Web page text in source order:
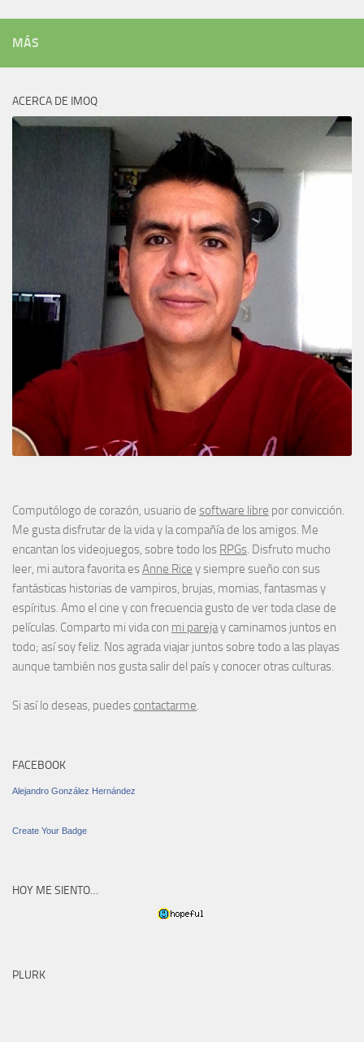
MÁS
ACERCA DE IMOQ
Computólogo de corazón, usuario de software libre por convicción.
Me gusta disfrutar de la vida y la compañía de los amigos. Me
encantan los videojuegos, sobre todo los RPGs. Disfruto mucho
leer, mi autora favorita esAnne Rice y siempre sueño con sus
fantásticas historias de vampiros, brujas, momias, fantasmas y
espíritus. Amo el cine y con frecuencia gusto de ver toda clase de
películas. Comparto mi vida con mi parejay caminamos juntos en
todo; así soy feliz. Nos agrada viajar juntos sobre todo a las playas
aunque también nos gusta salir del país y conocer otras culturas.
Si así lo deseas, puedes contactarme.
FACEBOOK
Alejandro González Hernández
Create Your Badge
HOY ME SIENTO…
PLURK